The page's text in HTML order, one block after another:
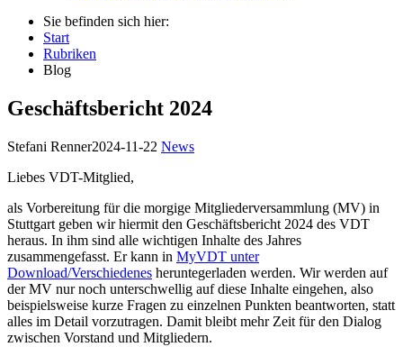
Sie befinden sich hier:
Start
Rubriken
Blog
Geschäftsbericht 2024
Stefani Renner2024-11-22 News
Liebes VDT-Mitglied,
als Vorbereitung für die morgige Mitgliederversammlung (MV) in
Stuttgart geben wir hiermit den Geschäftsbericht 2024 des VDT
heraus. In ihm sind alle wichtigen Inhalte des Jahres
zusammengefasst. Er kann in MyVDT unter
Download/Verschiedenes heruntegerladen werden. Wir werden auf
der MV nur noch unterschwellig auf diese Inhalte eingehen, also
beispielsweise kurze Fragen zu einzelnen Punkten beantworten, statt
alles im Detail vorzutragen. Damit bleibt mehr Zeit für den Dialog
zwischen Vorstand und Mitgliedern.